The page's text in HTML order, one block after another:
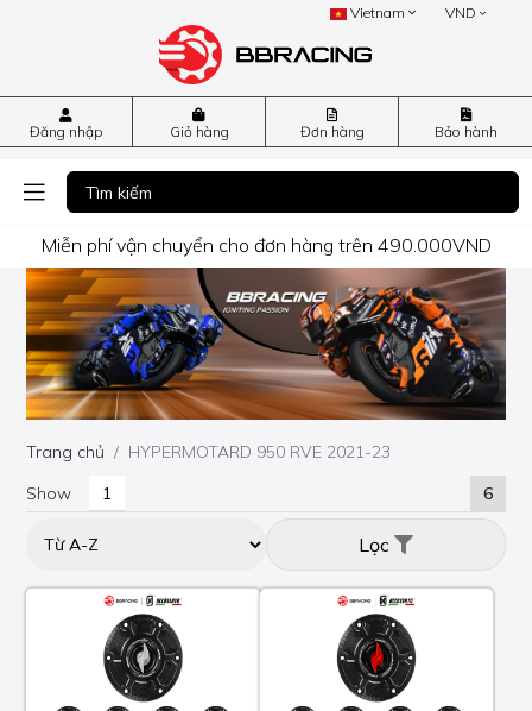
Vietnam VND
Đăng nhập Giỏ hàng Đơn hàng Bảo hành
Miễn phí vận chuyển cho đơn hàng trên 490.000VND
Trang chủ
HYPERMOTARD 950 RVE 2021-23
Show
6
Lọc